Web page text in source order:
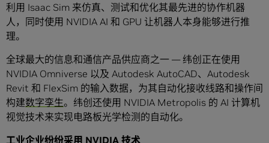
利用 Isaac Sim 来仿真、测试和优化其最先进的协作机器
人，同时使用 NVIDIA AI 和 GPU 让机器人本身能够进行推
理。
全球最大的信息和通信产品供应商之一 — 纬创正在使用
NVIDIA Omniverse 以及 Autodesk AutoCAD、Autodesk
Revit 和 FlexSim 的输入数据，为其自动化接收线路和操作间
构建数字孪生。纬创还使用 NVIDIA Metropolis 的 AI 计算机
视觉技术来实现电路板光学检测的自动化。
工业企业纷纷采用 NVIDIA 技术